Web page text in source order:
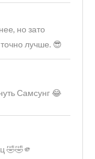
но зато
лучше. 😎
Самсунг 😂
🤣🤣🫵